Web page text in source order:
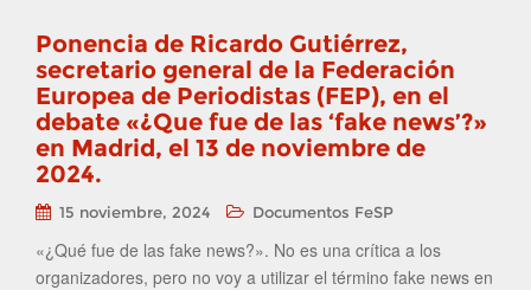
Ponencia de Ricardo Gutiérrez,
secretario general de la Federación
Europea de Periodistas (FEP), en el
debate «¿Que fue de las ‘fake news’?»
en Madrid, el 13 de noviembre de
2024.
15 noviembre, 2024 Documentos FeSP
«¿Qué fue de las fake news?». No es una crítica a los
organizadores, pero no voy a utilizar el término fake news en